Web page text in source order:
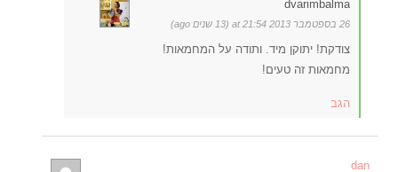
dvarimbalma
26 בספטמבר 2013 at 21:54 (13 שנים ago)
צודקת! יתוקן מיד. ותודה על המחמאות!
מחמאות זה טעים!
הגב
dan